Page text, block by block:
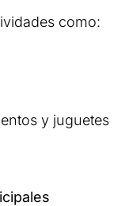
como:
y juguetes